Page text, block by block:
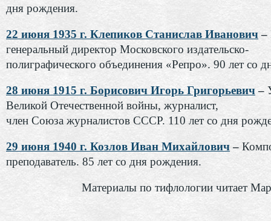
дня рождения.
22 июня 1935 г. Клепиков Станислав Иванович–
генеральный директор Московского издательско-
полиграфического объединения «Репро». 90 лет со
28 июня 1915 г. Борисович Игорь Григорьевич–
Великой Отечественной войны, журналист,
член Союза журналистов СССР. 110 лет со дня
29 июня 1940 г. Козлов Иван Михайлович–
преподаватель. 85 лет со дня рождения.
Материалы по тифлологии читает